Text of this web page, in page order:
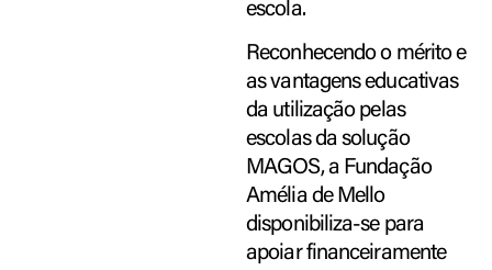
escola.
Reconhecendo o mérito e
as vantagens educativas
da utilização pelas
escolas da solução
MAGOS, a Fundação
Amélia de Mello
disponibiliza-se para
apoiar financeiramente